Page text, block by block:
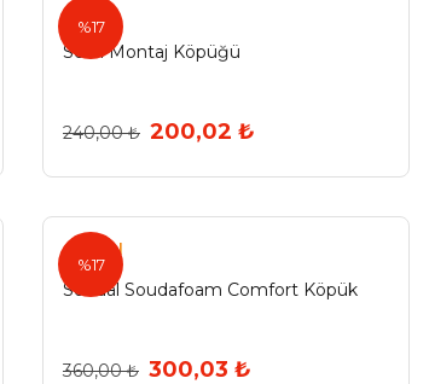
%17
Selsil
Selsil Montaj Köpüğü
240,00 ₺ 200,02 ₺
%17
Soudal
Soudal Soudafoam Comfort Köpük
360,00 ₺ 300,03 ₺